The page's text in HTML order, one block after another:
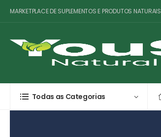
MARKETPLACE DE SUPLEMENTOS E PRODUTOS NATURAIS
Todas as Categorias